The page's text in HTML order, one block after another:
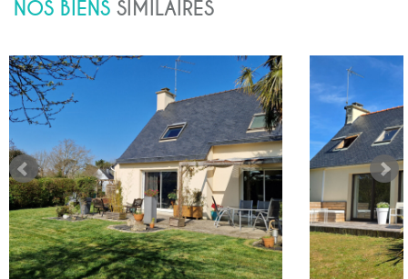
NOS BIENS SIMILAIRES